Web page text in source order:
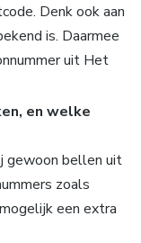
Denk ook aan
is. Daarmee
uit Het
en welke
gewoon bellen uit
zoals
een extra